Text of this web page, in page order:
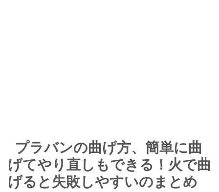
プラバンの曲げ方、簡単に曲
げてやり直しもできる！火で曲
げると失敗しやすいのまとめ